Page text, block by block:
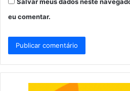
Salvar meus dados neste
eu comentar.